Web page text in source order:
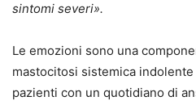
sintomi severi».
Le emozioni sono una
mastocitosi sistemica
pazienti con un quotidiano di